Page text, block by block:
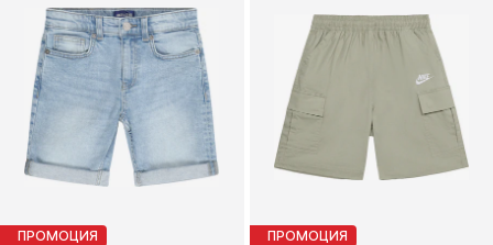
ПРОМОЦИЯ ПРОМОЦИЯ